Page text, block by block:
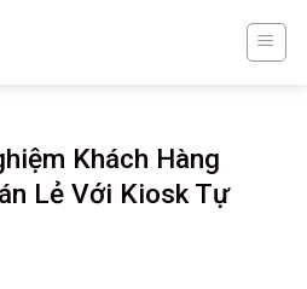
Khách Hàng
Lẻ Với Kiosk Tự